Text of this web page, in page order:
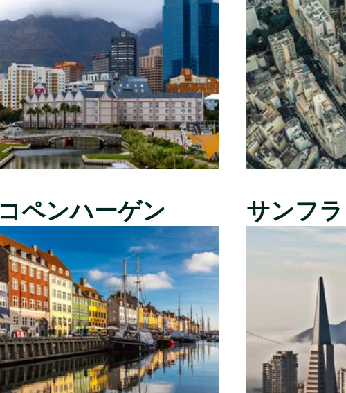
コペンハーゲン サンフ